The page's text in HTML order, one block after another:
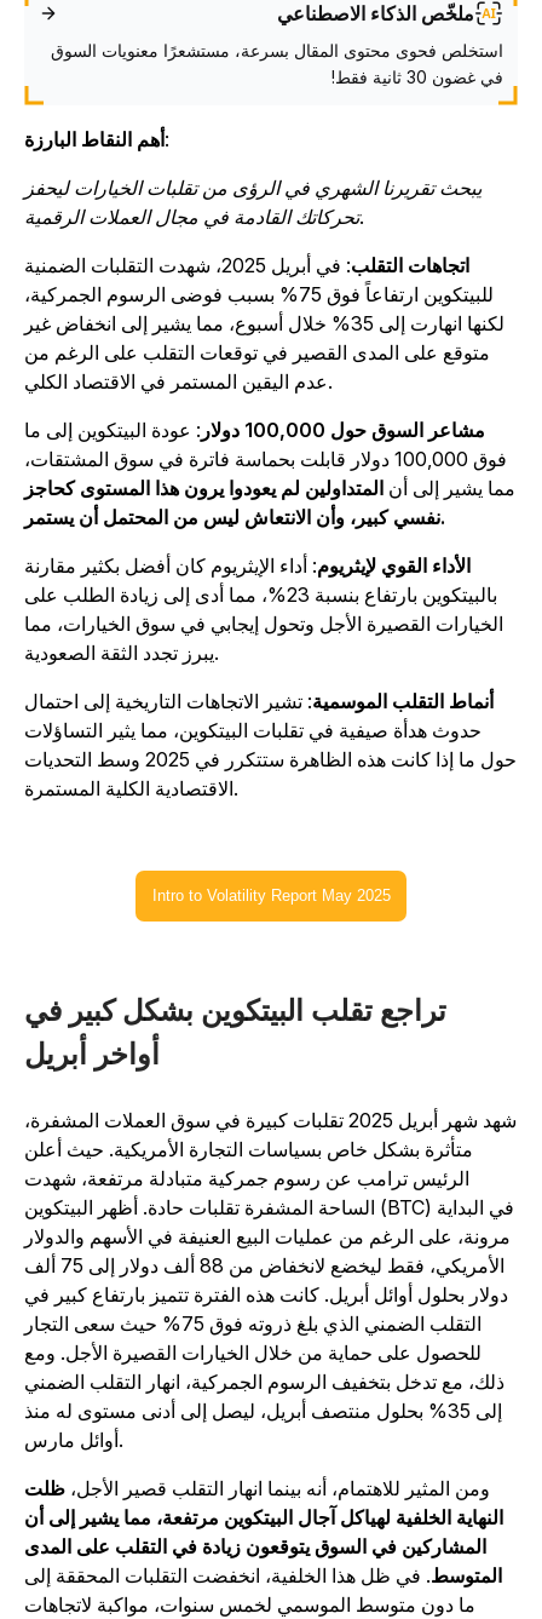
ملخّص الذكاء الاصطناعي
استخلص فحوى محتوى المقال بسرعة، مستشعرًا معنويات السوق
في غضون 30 ثانية فقط!
أهم النقاط البارزة
يبحث تقريرنا الشهري في الرؤى من تقلبات الخيارات ليحفز
اتجاهات التقلب
: في أبريل 2025، شهدت التقلبات الضمنية
للبيتكوين ارتفاعاً فوق 75% بسبب فوضى الرسوم الجمركية،
لكنها انهارت إلى 35% خلال أسبوع، مما يشير إلى انخفاض غير
متوقع على المدى القصير في توقعات التقلب على الرغم من
مشاعر السوق حول 100,000 دولار
: عودة البيتكوين إلى ما
فوق 100,000 دولار قابلت بحماسة فاترة في سوق المشتقات،
يشير إلى أن المتداولين لم يعودوا يرون هذا المستوى كحاجز
الأداء القوي لإيثريوم : أداء الإيثريوم كان أفضل بكثير مقارنة
بالبيتكوين بارتفاع بنسبة 23%، مما أدى إلى زيادة الطلب على
الخيارات القصيرة الأجل وتحول إيجابي في سوق الخيارات، مما
أنماط التقلب الموسمية: تشير الاتجاهات التاريخية إلى احتمال
حدوث هدأة صيفية في تقلبات البيتكوين، مما يثير التساؤلات
حول ما إذا كانت هذه الظاهرة ستتكرر في 2025 وسط التحديات
Intro to Volatility Report May 2025
تراجع تقلب البيتكوين بشكل كبير في
أواخر أبريل
شهد شهر أبريل 2025 تقلبات كبيرة في سوق العملات المشفرة،
متأثرة بشكل خاص بسياسات التجارة الأمريكية. حيث أعلن
الرئيس ترامب عن رسوم جمركية متبادلة مرتفعة، شهدت
الساحة المشفرة تقلبات حادة. أظهر البيتكوين (BTC) في البداية
مرونة، على الرغم من عمليات البيع العنيفة في الأسهم والدولار
الأمريكي، فقط ليخضع لانخفاض من 88 ألف دولار إلى 75 ألف
دولار بحلول أوائل أبريل. كانت هذه الفترة تتميز بارتفاع كبير في
التقلب الضمني الذي بلغ ذروته فوق 75% حيث سعى التجار
للحصول على حماية من خلال الخيارات القصيرة الأجل. ومع
ذلك، مع تدخل بتخفيف الرسوم الجمركية، انهار التقلب الضمني
إلى 35% بحلول منتصف أبريل، ليصل إلى أدنى مستوى له منذ
ومن المثير للاهتمام، أنه بينما انهار التقلب قصير الأجل،ظلت
النهاية الخلفية لهياكل آجال البيتكوين مرتفعة، مما يشير إلى أن
المشاركين في السوق يتوقعون زيادة في التقلب على المدى
المتوسط. في ظل هذا الخلفية، انخفضت التقلبات المحققة إلى
ما دون متوسط الموسمي لخمس سنوات، مواكبة لاتجاهات